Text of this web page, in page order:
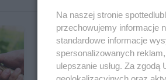
Na naszej stronie
przechowujemy informacje
standardowe informacje
spersonalizowanych
ulepszanie usług. Za